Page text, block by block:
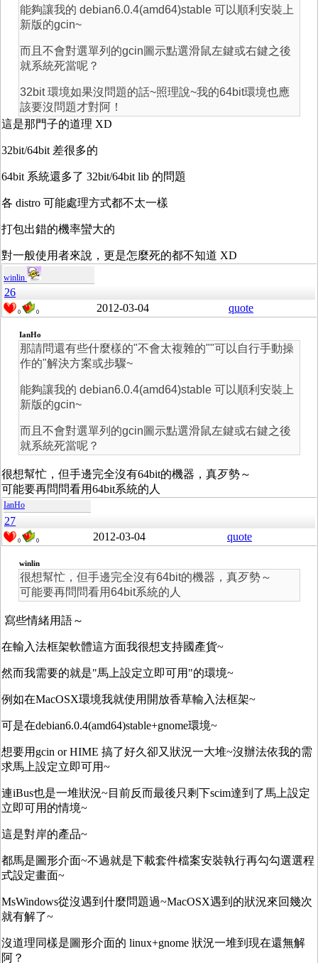
能夠讓我的 debian6.0.4(amd64)stable 可以順利安裝上
新版的gcin~
而且不會對選單列的gcin圖示點選滑鼠左鍵或右鍵之後
就系統死當呢？
32bit 環境如果沒問題的話~照理說~我的64bit環境也應
該要沒問題才對阿！
這是那門子的道理 XD
32bit/64bit 差很多的
64bit 系統還多了 32bit/64bit lib 的問題
各 distro 可能處理方式都不太一樣
打包出錯的機率蠻大的
對一般使用者來說，更是怎麼死的都不知道 XD
winlin
26
0 0 2012-03-04 quote
IanHo
那請問還有些什麼樣的"不會太複雜的""可以自行手動操
作的"解決方案或步驟~
能夠讓我的 debian6.0.4(amd64)stable 可以順利安裝上
新版的gcin~
而且不會對選單列的gcin圖示點選滑鼠左鍵或右鍵之後
就系統死當呢？
很想幫忙，但手邊完全沒有64bit的機器，真歹勢～
可能要再問問看用64bit系統的人
IanHo
27
0 0 2012-03-04 quote
winlin
很想幫忙，但手邊完全沒有64bit的機器，真歹勢～
可能要再問問看用64bit系統的人
寫些情緒用語～
在輸入法框架軟體這方面我很想支持國產貨~
然而我需要的就是"馬上設定立即可用"的環境~
例如在MacOSX環境我就使用開放香草輸入法框架~
可是在debian6.0.4(amd64)stable+gnome環境~
想要用gcin or HIME 搞了好久卻又狀況一大堆~沒辦法依我的需
求馬上設定立即可用~
連iBus也是一堆狀況~目前反而最後只剩下scim達到了馬上設定
立即可用的情境~
這是對岸的產品~
都馬是圖形介面~不過就是下載套件檔案安裝執行再勾勾選選程
式設定畫面~
MsWindows從沒遇到什麼問題過~MacOSX遇到的狀況來回幾次
就有解了~
沒道理同樣是圖形介面的 linux+gnome 狀況一堆到現在還無解
阿？